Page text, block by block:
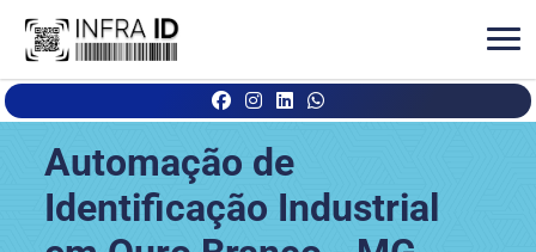
Automação de
Identificação Industrial